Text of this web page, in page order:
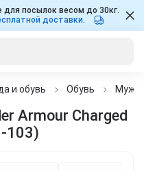
для посылок весом до 30кг.
доставки.
и обувь Обувь
Armour Charged
103)